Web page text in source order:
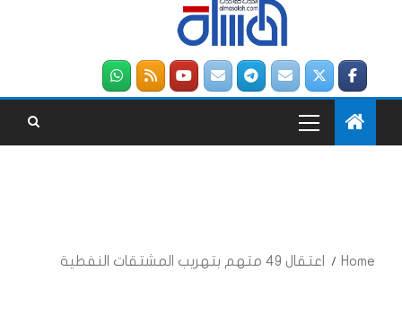
Home اعتقال 49 متهم بتهريب المشتقات النفطية